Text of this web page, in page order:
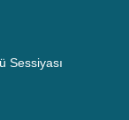
Sessiyası